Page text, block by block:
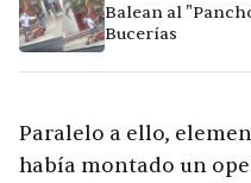
Balean al
Bucerías
Paralelo a ello,
había montado un